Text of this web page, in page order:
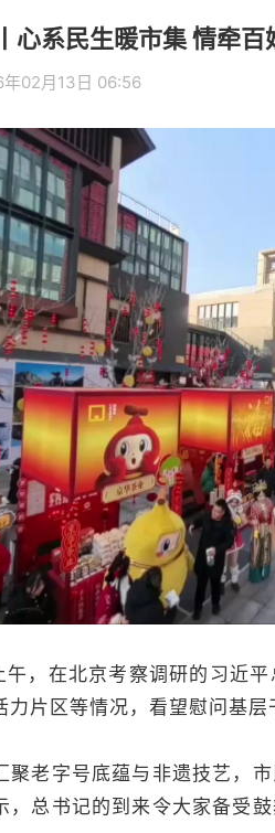
心系民生暖市集 情牵百
02月13日 06:56
在北京考察调研的习近平
力片区等情况，看望慰问基层
字号底蕴与非遗技艺，市
，总书记的到来令大家备受